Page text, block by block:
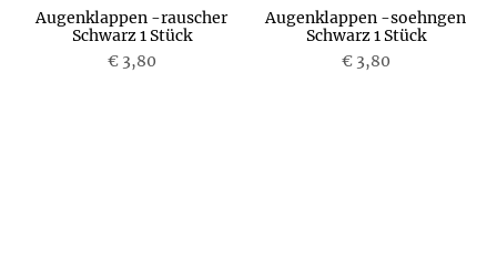
Augenklappen -rauscher
Schwarz 1 Stück
€ 3,80
Augenklappen -soehngen
Schwarz 1 Stück
€ 3,80